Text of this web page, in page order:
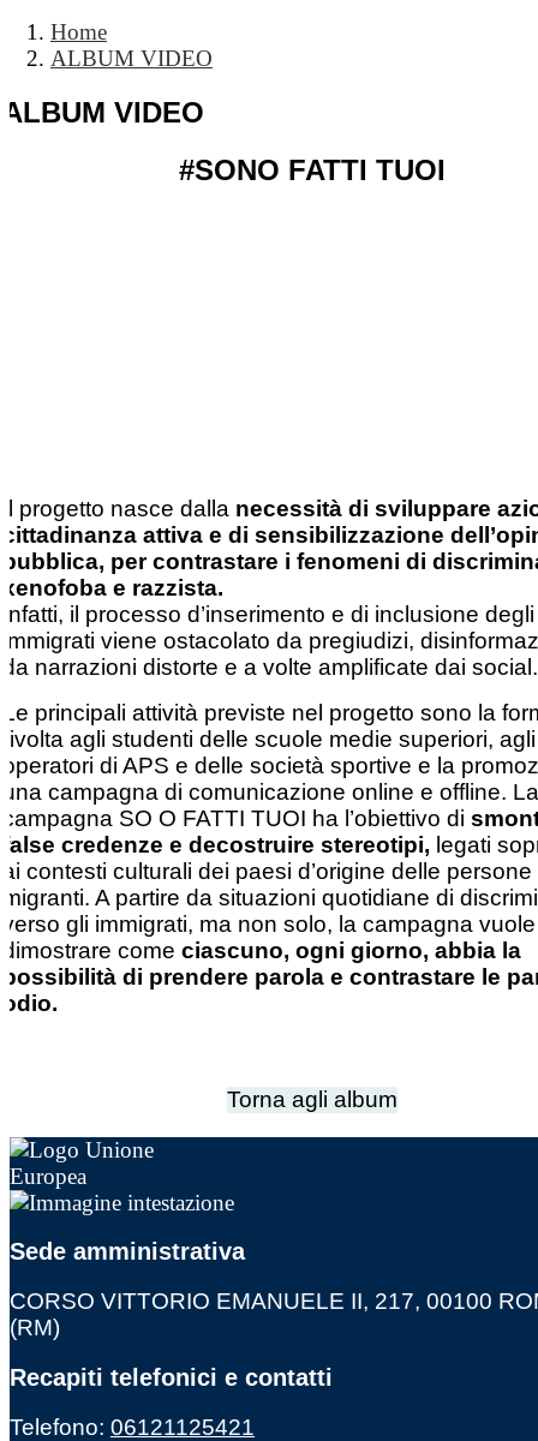
Home
ALBUM VIDEO
ALBUM VIDEO
#SONO FATTI TUOI
Il progetto nasce dalla necessità di sviluppare
cittadinanza attiva e di sensibilizzazione
pubblica, per contrastare i fenomeni di
xenofoba e razzista.
Infatti, il processo d’inserimento e di inclusione degli
immigrati viene ostacolato da pregiudizi,
da narrazioni distorte e a volte amplificate dai social.
Le principali attività previste nel progetto sono la
rivolta agli studenti delle scuole medie superiori, agli
operatori di APS e delle società sportive e la
una campagna di comunicazione online e offline. La
campagna SO O FATTI TUOI ha l’obiettivo di
false credenze e decostruire stereotipi, legati
ai contesti culturali dei paesi d’origine delle persone
migranti. A partire da situazioni quotidiane di
verso gli immigrati, ma non solo, la campagna vuole
dimostrare come ciascuno, ogni giorno, abbia la
possibilità di prendere parola e contrastare le
odio.
Torna agli album
Sede amministrativa
CORSO VITTORIO EMANUELE II, 217, 00100
(RM)
Recapiti telefonici e contatti
Telefono: 06121125421